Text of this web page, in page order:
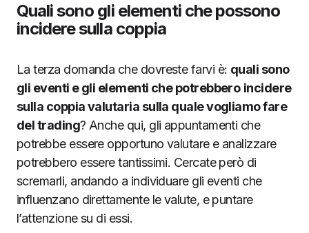
Quali sono gli elementi che possono
incidere sulla coppia
La terza domanda che dovreste farvi è: quali sono
gli eventi e gli elementi che potrebbero incidere
sulla coppia valutaria sulla quale vogliamo fare
del trading? Anche qui, gli appuntamenti che
potrebbe essere opportuno valutare e analizzare
potrebbero essere tantissimi. Cercate però di
scremarli, andando a individuare gli eventi che
influenzano direttamente le valute, e puntare
l’attenzione su di essi.